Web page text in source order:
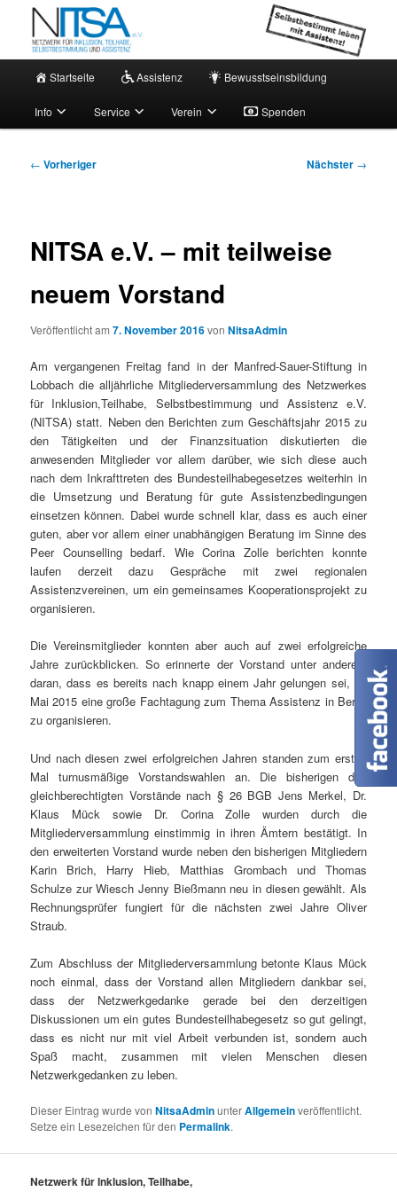
primären
springenNITSA e.V. – Aktuell
Netzwerk für persönliche Assistenz
HauptmenüStartseite Assistenz Bewusstseinsbildung
Info Service Verein Spenden
Beitragsnavigation
← Vorheriger Nächster →
NITSA e.V. – mit teilweise
neuem Vorstand
Veröffentlicht am7. November 2016vonNitsaAdmin
Am vergangenen Freitag fand in der Manfred-Sauer-Stiftung in
Lobbach die alljährliche Mitgliederversammlung des Netzwerkes
für Inklusion,Teilhabe, Selbstbestimmung und Assistenz e.V.
(NITSA) statt. Neben den Berichten zum Geschäftsjahr 2015 zu
den Tätigkeiten und der Finanzsituation diskutierten die
anwesenden Mitglieder vor allem darüber, wie sich diese auch
nach dem Inkrafttreten des Bundesteilhabegesetzes weiterhin in
die Umsetzung und Beratung für gute Assistenzbedingungen
einsetzen können. Dabei wurde schnell klar, dass es auch einer
guten, aber vor allem einer unabhängigen Beratung im Sinne des
Peer Counselling bedarf. Wie Corina Zolle berichten konnte
laufen derzeit dazu Gespräche mit zwei regionalen
Assistenzvereinen, um ein gemeinsames Kooperationsprojekt zu
organisieren.
Die Vereinsmitglieder konnten aber auch auf zwei erfolgreiche
Jahre zurückblicken. So erinnerte der Vorstand unter anderem
daran, dass es bereits nach knapp einem Jahr gelungen sei, im
Mai 2015 eine große Fachtagung zum Thema Assistenz in Berlin
zu organisieren.
Und nach diesen zwei erfolgreichen Jahren standen zum ersten
Mal turnusmäßige Vorstandswahlen an. Die bisherigen drei
gleichberechtigten Vorstände nach § 26 BGB Jens Merkel, Dr.
Klaus Mück sowie Dr. Corina Zolle wurden durch die
Mitgliederversammlung einstimmig in ihren Ämtern bestätigt. In
den erweiterten Vorstand wurde neben den bisherigen Mitgliedern
Karin Brich, Harry Hieb, Matthias Grombach und Thomas
Schulze zur Wiesch Jenny Bießmann neu in diesen gewählt. Als
Rechnungsprüfer fungiert für die nächsten zwei Jahre Oliver
Straub.
Zum Abschluss der Mitgliederversammlung betonte Klaus Mück
noch einmal, dass der Vorstand allen Mitgliedern dankbar sei,
dass der Netzwerkgedanke gerade bei den derzeitigen
Diskussionen um ein gutes Bundesteilhabegesetz so gut gelingt,
dass es nicht nur mit viel Arbeit verbunden ist, sondern auch
Spaß macht, zusammen mit vielen Menschen diesen
Netzwerkgedanken zu leben.
Dieser Eintrag wurde vonNitsaAdminunterAllgemeinveröffentlicht.
Setze ein Lesezeichen für den Permalink.
Netzwerk für Inklusion, Teilhabe,